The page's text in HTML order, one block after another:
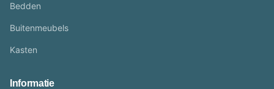
Bedden
Buitenmeubels
Kasten
Informatie